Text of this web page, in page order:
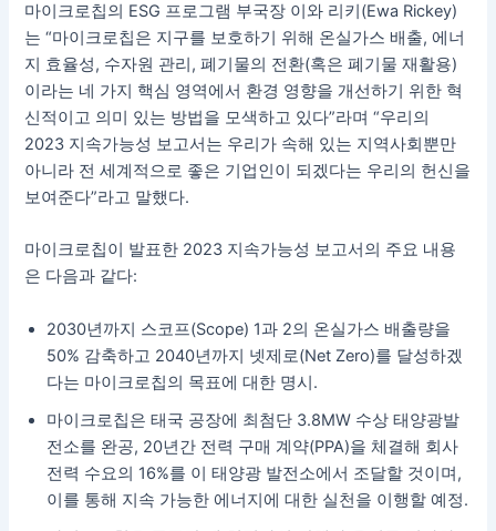
마이크로칩의 ESG 프로그램 부국장 이와 리키(Ewa Rickey)
는 “마이크로칩은 지구를 보호하기 위해 온실가스 배출, 에너
지 효율성, 수자원 관리, 폐기물의 전환(혹은 폐기물 재활용)
이라는 네 가지 핵심 영역에서 환경 영향을 개선하기 위한 혁
신적이고 의미 있는 방법을 모색하고 있다”라며 “우리의
2023 지속가능성 보고서는 우리가 속해 있는 지역사회뿐만
아니라 전 세계적으로 좋은 기업인이 되겠다는 우리의 헌신을
보여준다”라고 말했다.
마이크로칩이 발표한 2023 지속가능성 보고서의 주요 내용
은 다음과 같다:
2030년까지 스코프(Scope) 1과 2의 온실가스 배출량을
50% 감축하고 2040년까지 넷제로(Net Zero)를 달성하겠
다는 마이크로칩의 목표에 대한 명시.
마이크로칩은 태국 공장에 최첨단 3.8MW 수상 태양광발
전소를 완공, 20년간 전력 구매 계약(PPA)을 체결해 회사
전력 수요의 16%를 이 태양광 발전소에서 조달할 것이며,
이를 통해 지속 가능한 에너지에 대한 실천을 이행할 예정.